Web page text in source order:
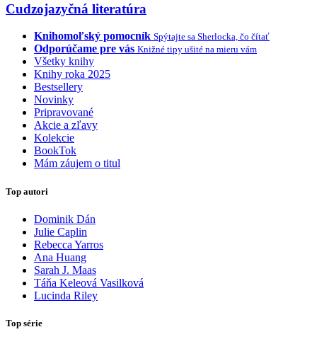
Cudzojazyčná literatúra
Knihomoľský pomocník Spýtajte sa Sherlocka, čo čítať
Odporúčame pre vás Knižné tipy ušité na mieru vám
Všetky knihy
Knihy roka 2025
Bestsellery
Novinky
Pripravované
Akcie a zľavy
Kolekcie
BookTok
Mám záujem o titul
Top autori
Dominik Dán
Julie Caplin
Rebecca Yarros
Ana Huang
Sarah J. Maas
Táňa Keleová Vasilková
Lucinda Riley
Top série